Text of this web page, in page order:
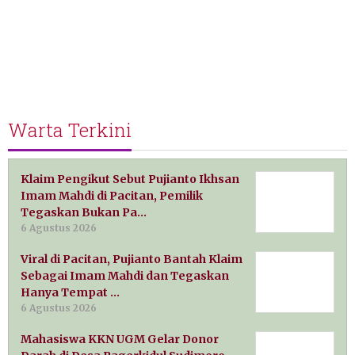
Warta Terkini
Klaim Pengikut Sebut Pujianto Ikhsan
Imam Mahdi di Pacitan, Pemilik
Tegaskan Bukan Pa…
6 Agustus 2026
Viral di Pacitan, Pujianto Bantah Klaim
Sebagai Imam Mahdi dan Tegaskan
Hanya Tempat …
6 Agustus 2026
Mahasiswa KKN UGM Gelar Donor